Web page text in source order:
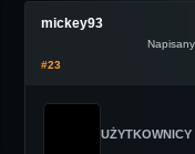
mickey93
#23
UŻYTKOWNICY